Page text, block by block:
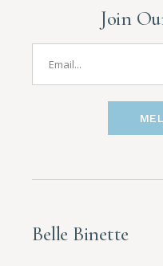
Join
Belle Binette